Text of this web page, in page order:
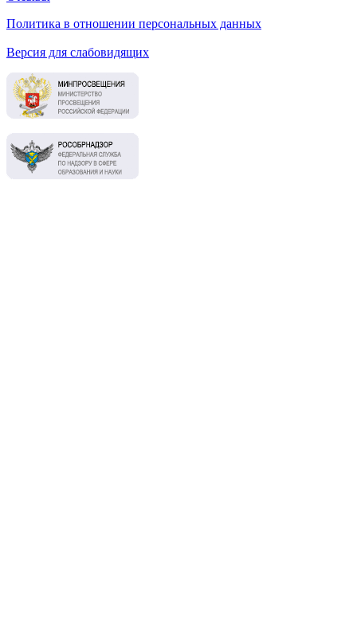
Политика в отношении персональных данных
Версия для слабовидящих